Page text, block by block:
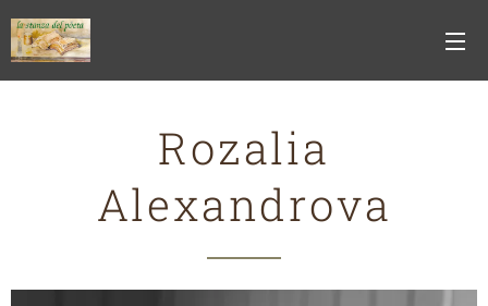
Rozalia
Alexandrova